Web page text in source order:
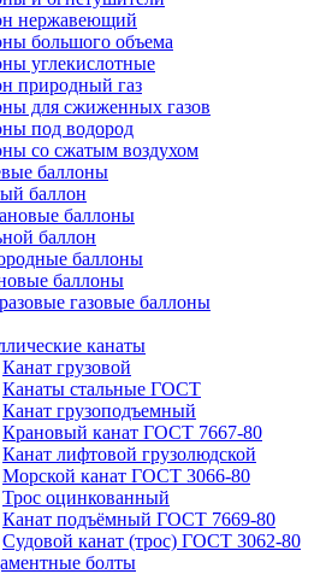
нержавеющий
большого объема
углекислотные
природный газ
для сжиженных газов
под водород
со сжатым воздухом
баллоны
баллон
баллоны
баллон
баллоны
баллоны
газовые баллоны
канаты
Канат грузовой
Канаты стальные ГОСТ
Канат грузоподъемный
Крановый канат ГОСТ 7667-80
Канат лифтовой грузолюдской
Морской канат ГОСТ 3066-80
Трос оцинкованный
Канат подъёмный ГОСТ 7669-80
Судовой канат (трос) ГОСТ 3062-80
болты